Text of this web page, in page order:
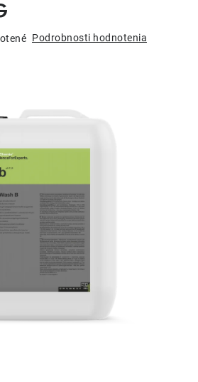
Podrobnosti hodnotenia